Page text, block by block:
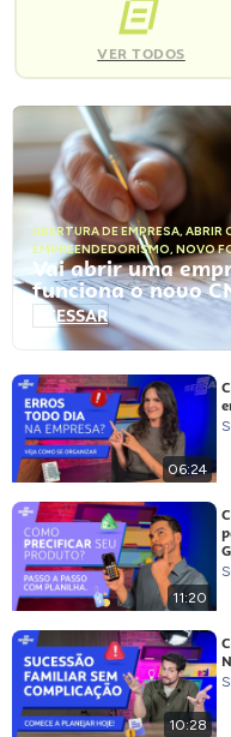
VER TODOS
ABERTURA DE EMPRESA, ABRIR
EMPREENDEDORISMO, NOVO
Vai abrir uma
funciona o novo
ACESSAR
06:24
11:20
10:28